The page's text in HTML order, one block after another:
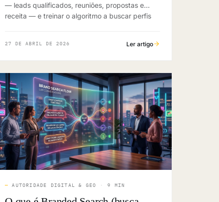
— leads qualificados, reuniões, propostas e
receita — e treinar o algoritmo a buscar perfis
27 DE ABRIL DE 2026 Ler artigo
—AUTORIDADE DIGITAL & GEO · 9 MIN